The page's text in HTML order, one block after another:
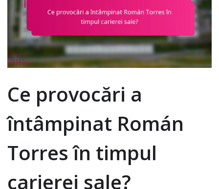
Ce provocări a
întâmpinat Román
Torres în timpul
carierei sale?